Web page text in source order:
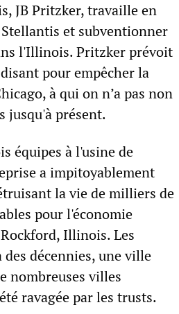
JB Pritzker, travaille en
et subventionner
l'Illinois. Pritzker prévoit
pour empêcher la
à qui on n’a pas non
jusqu'à présent.
équipes à l'usine de
a impitoyablement
la vie de milliers de
pour l'économie
Illinois. Les
décennies, une ville
nombreuses villes
ravagée par les trusts.